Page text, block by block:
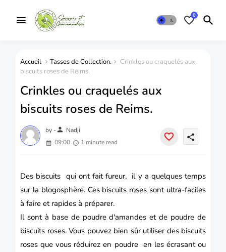
0
Accueil Tasses de Collection.
Crinkles ou craquelés aux
biscuits roses de Reims.
Crinkles ou craquelés aux
biscuits roses de Reims.
by -person Nadji
09:00
1 minute read
share
Des biscuits qui ont fait fureur, il y a quelques temps
sur la blogosphère. Ces biscuits roses sont ultra-faciles
à faire et rapides à préparer.
Il sont à base de poudre d'amandes et de poudre de
biscuits roses. Vous pouvez bien sûr utiliser des biscuits
roses que vous réduirez en poudre en les écrasant ou